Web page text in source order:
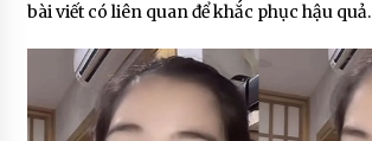
bài viết có liên quan để khắc phục hậu quả.